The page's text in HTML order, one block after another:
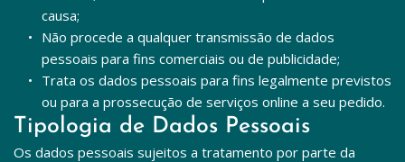
causa;
Não procede a qualquer transmissão de dados
pessoais para fins comerciais ou de publicidade;
Trata os dados pessoais para fins legalmente previstos
ou para a prossecução de serviços online a seu pedido.
Tipologia de Dados Pessoais
Os dados pessoais sujeitos a tratamento por parte da